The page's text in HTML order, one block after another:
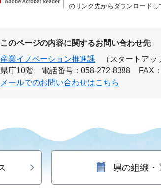
のリンク先からダウンロードし
このページの内容に関するお問い合わせ先
産業イノベーション推進課
（スタートアッ
県庁10階
電話番号：058-272-8388
FAX
メールでのお問い合わせはこちら
県の組織・